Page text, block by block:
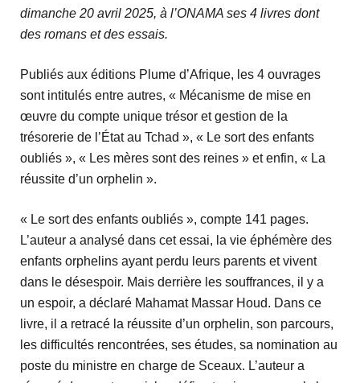
dimanche 20 avril 2025, à l’ONAMA ses 4 livres dont
des romans et des essais.
Publiés aux éditions Plume d’Afrique, les 4 ouvrages
sont intitulés entre autres, « Mécanisme de mise en
œuvre du compte unique trésor et gestion de la
trésorerie de l’État au Tchad », « Le sort des enfants
oubliés », « Les mères sont des reines » et enfin, « La
réussite d’un orphelin ».
« Le sort des enfants oubliés », compte 141 pages.
L’auteur a analysé dans cet essai, la vie éphémère des
enfants orphelins ayant perdu leurs parents et vivent
dans le désespoir. Mais derrière les souffrances, il y a
un espoir, a déclaré Mahamat Massar Houd. Dans ce
livre, il a retracé la réussite d’un orphelin, son parcours,
les difficultés rencontrées, ses études, sa nomination au
poste du ministre en charge de Sceaux. L’auteur a